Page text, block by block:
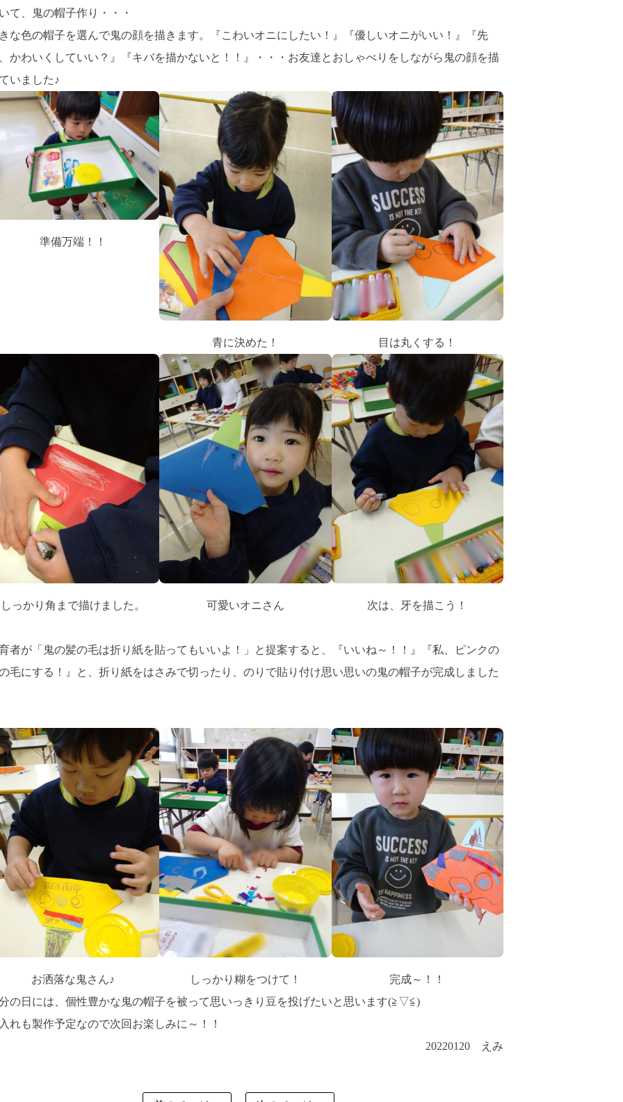
て、鬼の帽子作り・・・
な色の帽子を選んで鬼の顔を描きます。『こわいオニにしたい！』『優しいオニがいい！』『先
かわいくしていい？』『キバを描かないと！！』・・・お友達とおしゃべりをしながら鬼の顔を描
いました♪
準備万端！！
青に決めた！ 目は丸くする！
しっかり角まで描けました。 可愛いオニさん 次は、牙を描こう！
者が「鬼の髪の毛は折り紙を貼ってもいいよ！」と提案すると、『いいね～！！』『私、ピンクの
毛にする！』と、折り紙をはさみで切ったり、のりで貼り付け思い思いの鬼の帽子が完成しました
お洒落な鬼さん♪ しっかり糊をつけて！
完成～！！
の日には、個性豊かな鬼の帽子を被って思いっきり豆を投げたいと思います(≧▽≦)
れも製作予定なので次回お楽しみに～！！
20220120 えみ